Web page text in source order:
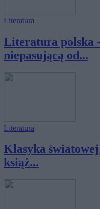
Literatura
Literatura polska
niepasującą od...
Literatura
Klasyka
książ...